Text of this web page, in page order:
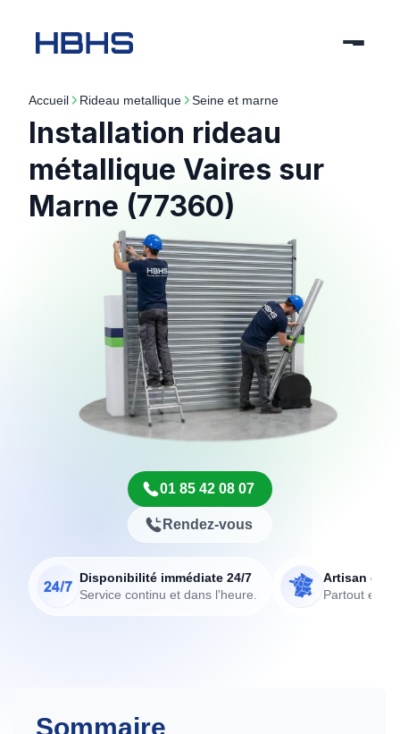
Accueil rideau metallique seine et marne
Installation rideau
métallique Vaires sur
Marne (77360)
01 85 42 08 07
Rendez-vous
Disponibilité immédiate 24/7
Service continu et dans l'heure.
Artisan de
Partout en
Sommaire